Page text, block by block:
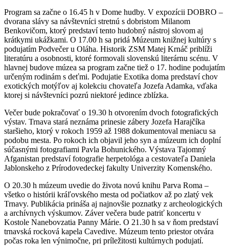
Program sa začne o 16.45 h v Dome hudby. V expozícii DOBRO –
dvorana slávy sa návštevníci stretnú s dobristom Milanom
Benkovičom, ktorý predstaví tento hudobný nástroj slovom aj
krátkymi ukážkami. O 17.00 h sa pridá Múzeum knižnej kultúry s
podujatím Podvečer u Oláha. Historik ZSM Matej Krnáč priblíži
literatúru a osobnosti, ktoré formovali slovenskú literárnu scénu. V
hlavnej budove múzea sa program začne tiež o 17. hodine podujatím
určeným rodinám s deťmi. Podujatie Exotika doma predstaví chov
exotických motýľov aj kolekciu chovateľa Jozefa Adamka, vďaka
ktorej si návštevníci pozrú niektoré jedince zblízka.
Večer bude pokračovať o 19.30 h otvorením dvoch fotografických
výstav. Trnava stará neznáma prinesie zábery Jozefa Harajčíka
staršieho, ktorý v rokoch 1959 až 1988 dokumentoval meniacu sa
podobu mesta. Po rokoch ich objavil jeho syn a múzeum ich doplní
súčasnými fotografiami Pavla Bohunického. Výstava Tajomný
Afganistan predstaví fotografie herpetológa a cestovateľa Daniela
Jablonskeho z Prírodovedeckej fakulty Univerzity Komenského.
O 20.30 h múzeum uvedie do života novú knihu Parva Roma –
všetko o histórii kráľovského mesta od počiatkov až po zlatý vek
Trnavy. Publikácia prináša aj najnovšie poznatky z archeologických
a archívnych výskumov. Záver večera bude patriť koncertu v
Kostole Nanebovzatia Panny Márie. O 21.30 h sa v ňom predstaví
trnavská rocková kapela Cavedive. Múzeum tento priestor otvára
počas roka len výnimočne, pri príležitosti kultúrnych podujatí.